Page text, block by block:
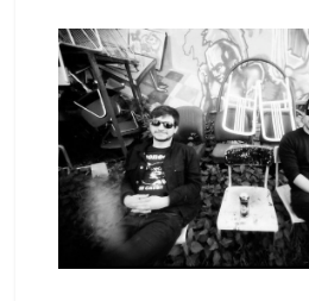
curiosità